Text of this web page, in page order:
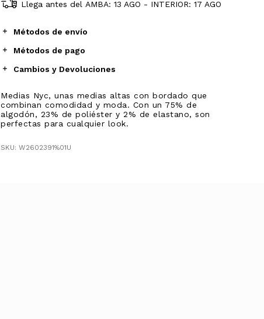
Llega antes del AMBA: 13 AGO - INTERIOR: 17 AGO
Métodos de envío
Métodos de pago
Cambios y Devoluciones
Medias Nyc, unas medias altas con bordado que
combinan comodidad y moda. Con un 75% de
algodón, 23% de poliéster y 2% de elastano, son
perfectas para cualquier look.
SKU: W2602391%01U